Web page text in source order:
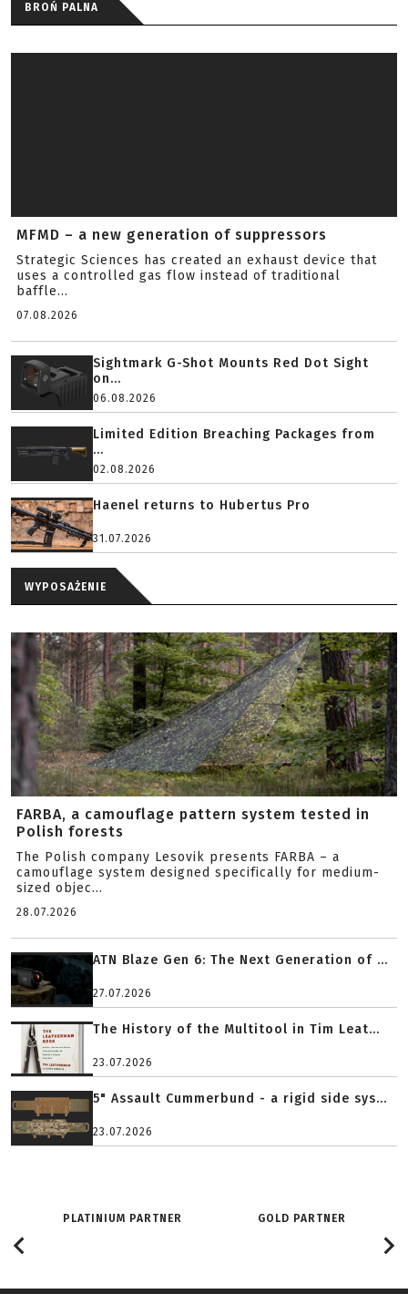
BROŃ PALNA
MFMD – a new generation of suppressors
Strategic Sciences has created an exhaust device that
uses a controlled gas flow instead of traditional
baffle...
07.08.2026
Sightmark G-Shot Mounts Red Dot Sight
on...
06.08.2026
Limited Edition Breaching Packages from
...
02.08.2026
Haenel returns to Hubertus Pro
31.07.2026
WYPOSAŻENIE
FARBA, a camouflage pattern system tested in
Polish forests
The Polish company Lesovik presents FARBA – a
camouflage system designed specifically for medium-
sized objec...
28.07.2026
ATN Blaze Gen 6: The Next Generation of ...
27.07.2026
The History of the Multitool in Tim Leat...
23.07.2026
5" Assault Cummerbund - a rigid side sys...
23.07.2026
PLATINIUM PARTNER GOLD PARTNER